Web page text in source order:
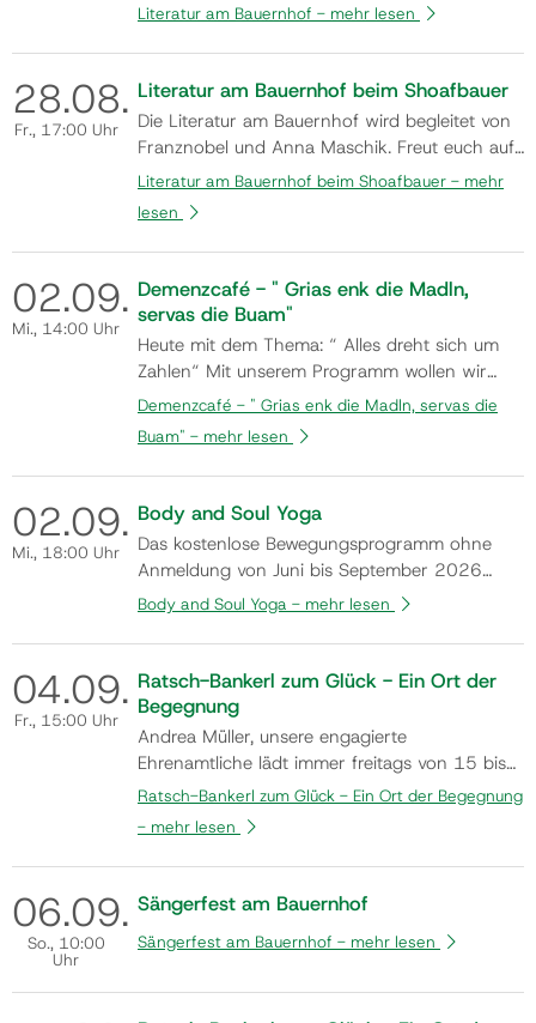
Literatur am Bauernhof - mehr lesen
28.08.
Fr., 17:00 Uhr
Literatur am Bauernhof beim Shoafbauer
Die Literatur am Bauernhof wird begleitet von
Franznobel und Anna Maschik. Freut euch auf
besonderer Erlebnisse, kulinarische Highlights
und gemütliche Begegnungen in einzigartiger
Hofatmosphäre. Tel.: 0650/82 81 611 Flyer
Literatur am Bauernhof beim Shoafbauer - mehr
lesen
02.09.
Mi., 14:00 Uhr
Demenzcafé - " Grias enk die Madln,
servas die Buam"
Heute mit dem Thema: “ Alles dreht sich um
Zahlen“ Mit unserem Programm wollen wir
Abwechslung in den Alltag unserer Gäste
bringen, soziale Kontakte als auch die
Beweglichkeit sowohl körperlich als auch
geistig fördern, aber vor allem zum
Wohlbefinden und Freude der Gäste beitragen.
Ans…
Demenzcafé - " Grias enk die Madln, servas die
Buam" - mehr lesen
02.09.
Mi., 18:00 Uhr
Body and Soul Yoga
Das kostenlose Bewegungsprogramm ohne
Anmeldung von Juni bis September 2026
unter der Kursleitung von Mag. Silvia
Body and Soul Yoga - mehr lesen
04.09.
Fr., 15:00 Uhr
Ratsch-Bankerl zum Glück - Ein Ort der
Begegnung
Andrea Müller, unsere engagierte
Ehrenamtliche lädt immer freitags von 15 bis
17 Uhr in den Monaten Mai bis Oktober
(Änderungen aufgrund der Wetterlage z.B.
Hitze oder Regen vorbehalten) dazu ein, am
Ratsch-Bankerl Platz zu nehmen und
miteinander ins Gespräch zu kommen.
Kommen auch Sie vorbei und n…
Ratsch-Bankerl zum Glück - Ein Ort der Begegnung
- mehr lesen
06.09.
So., 10:00
Uhr
Sängerfest am Bauernhof
Sängerfest am Bauernhof - mehr lesen